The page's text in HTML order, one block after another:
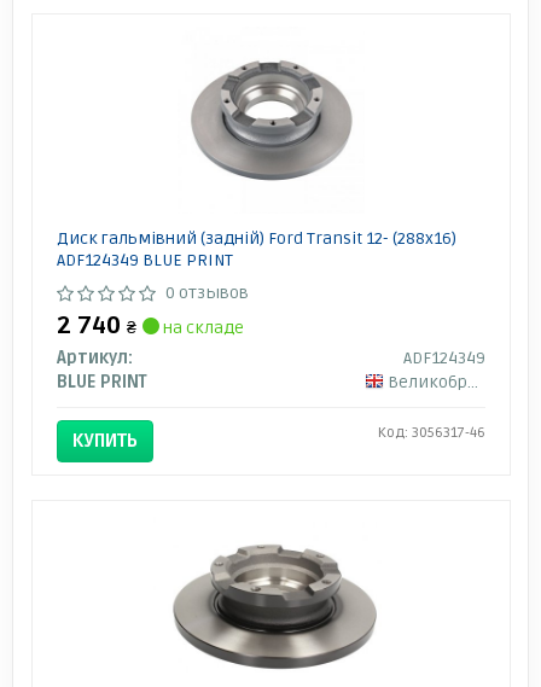
Диск гальмівний (задній) Ford Transit 12- (288x16)
ADF124349 BLUE PRINT
0 отзывов
2 740 ₴
на складе
Артикул:
ADF124349
BLUE PRINT
Великобритания
КУПИТЬ Код: 3056317-46